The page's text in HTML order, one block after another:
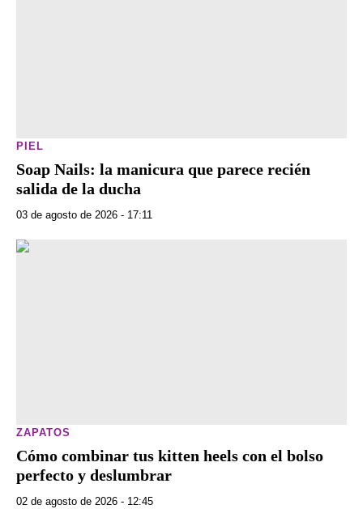
PIEL
Soap Nails: la manicura que parece recién
salida de la ducha
03 de agosto de 2026 - 17:11
ZAPATOS
Cómo combinar tus kitten heels con el bolso
perfecto y deslumbrar
02 de agosto de 2026 - 12:45